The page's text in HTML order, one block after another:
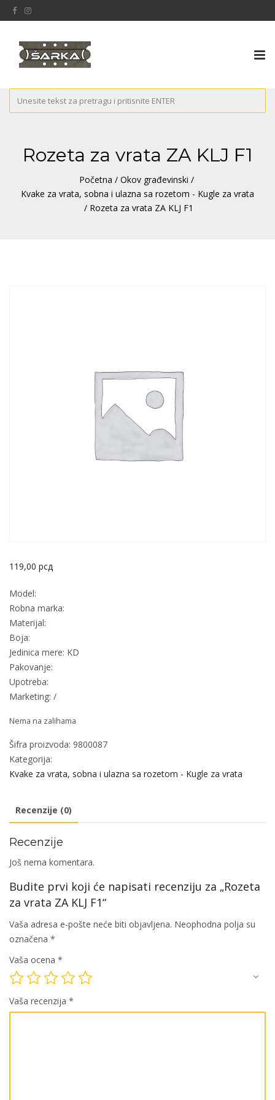
Rozeta za vrata ZA KLJ F1
Početna / Okov građevinski /
Kvake za vrata, sobna i ulazna sa rozetom - Kugle za vrata
/ Rozeta za vrata ZA KLJ F1
119,00 рсд
Model:
Robna marka:
Materijal:
Boja:
Jedinica mere: KD
Pakovanje:
Upotreba:
Marketing: /
Nema na zalihama
Šifra proizvoda: 9800087
Kategorija:
Kvake za vrata, sobna i ulazna sa rozetom - Kugle za vrata
Recenzije (0)
Recenzije
Još nema komentara.
Budite prvi koji će napisati recenziju za „Rozeta
za vrata ZA KLJ F1“
Vaša adresa e-pošte neće biti objavljena. Neophodna polja su
označena *
Vaša ocena *
Vaša recenzija *